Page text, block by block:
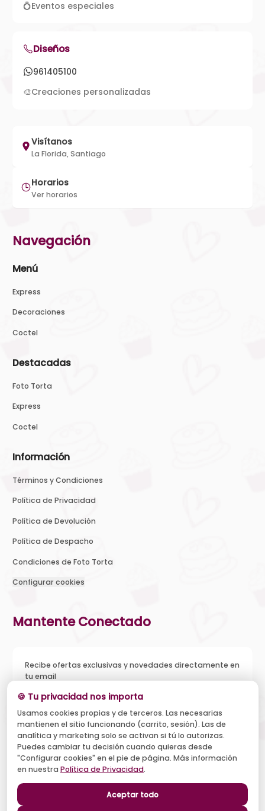
💍Eventos especiales
Diseños
961405100
🎨Creaciones personalizadas
Visítanos
La Florida, Santiago
Horarios
Ver horarios
Navegación
Menú
Express
Decoraciones
Coctel
Destacadas
Foto Torta
Express
Coctel
Información
Términos y Condiciones
Política de Privacidad
Política de Devolución
Política de Despacho
Condiciones de Foto Torta
Configurar cookies
Mantente Conectado
Recibe ofertas exclusivas y novedades directamente en
tu email
Acepto recibir novedades y ofertas, y el tratamiento de mi
email según la Política de Privacidad . Puedo darme de baja
cuando quiera.
Suscribirse
🍪 Tu privacidad nos importa
Usamos cookies propias y de terceros. Las necesarias
mantienen el sitio funcionando (carrito, sesión). Las de
analítica y marketing solo se activan si tú lo autorizas.
Puedes cambiar tu decisión cuando quieras desde
"Configurar cookies" en el pie de página. Más información
en nuestra Política de Privacidad.
Aceptar todo